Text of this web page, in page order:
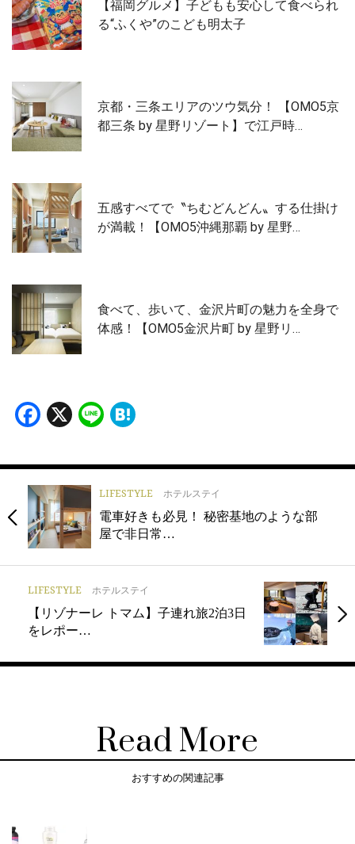
【福岡グルメ】子どもも安心して食べられ
る“ふくや”のこども明太子
京都・三条エリアのツウ気分！ 【OMO5京
都三条 by 星野リゾート】で江戸時…
五感すべてで〝ちむどんどん〟する仕掛け
が満載！【OMO5沖縄那覇 by 星野…
食べて、歩いて、金沢片町の魅力を全身で
体感！【OMO5金沢片町 by 星野リ…
Facebook
X Line
LIFESTYLE ホテルステイ
電車好きも必見！ 秘密基地のような部
屋で非日常…
LIFESTYLE ホテルステイ
【リゾナーレ トマム】子連れ旅2泊3日
をレポー…
Read More
おすすめの関連記事